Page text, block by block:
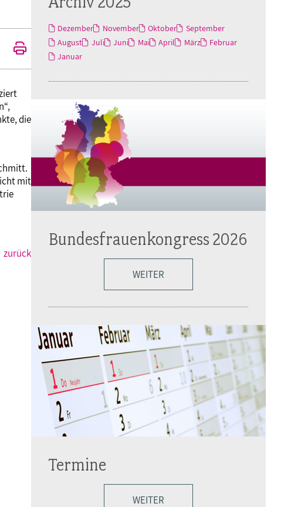
die
mit
zurück
Dezember November Oktober
September
August
Juli Juni Mai April März
Februar
Januar
Bundesfrauenkongress 2026
WEITER
Termine
WEITER